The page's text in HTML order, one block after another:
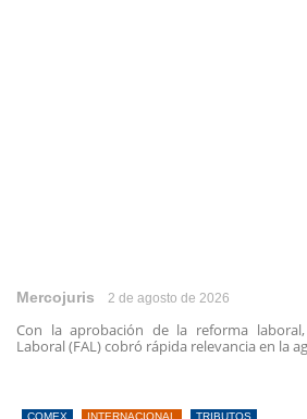
Mercojuris 2 de agosto de 2026
Con la aprobación de la reforma
Laboral (FAL) cobró rápida relevancia en la